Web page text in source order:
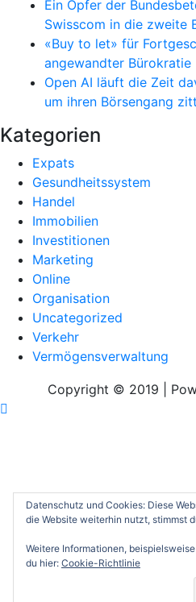
Ein Opfer der
Swisscom in die zweite
«Buy to let» für
angewandter Bürokratie
Open AI läuft die Zeit
um ihren Börsengang
Kategorien
Expats
Gesundheitssystem
Handel
Immobilien
Investitionen
Marketing
Online
Organisation
Uncategorized
Verkehr
Vermögensverwaltung
Copyright © 2019 |
Datenschutz und Cookies: Diese
die Website weiterhin nutzt, stimmst
Weitere Informationen,
du hier: Cookie-Richtlinie